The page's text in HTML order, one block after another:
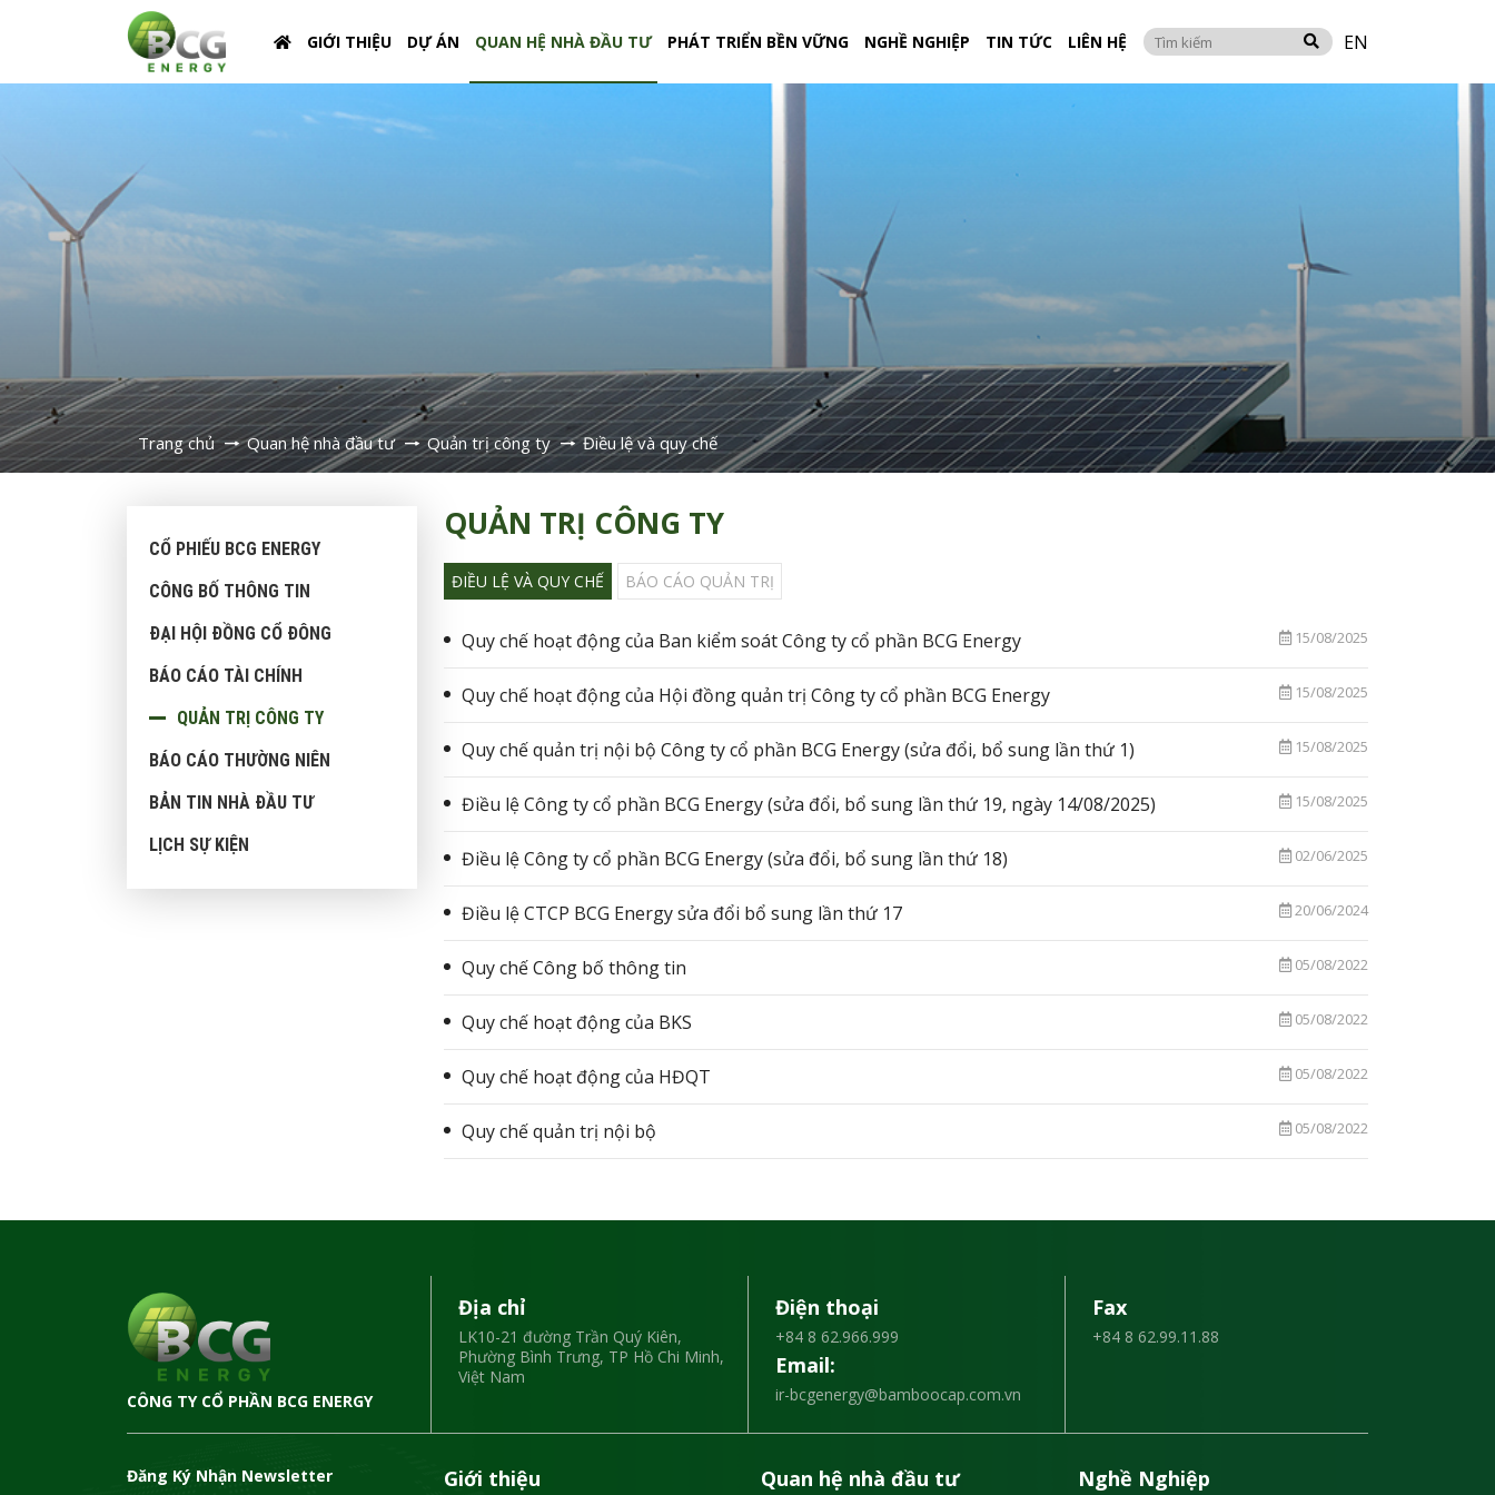
GIỚI THIỆU DỰ ÁN QUAN HỆ NHÀ ĐẦU TƯ PHÁT TRIỂN BỀN VỮNG NGHỀ NGHIỆP TIN TỨC LIÊN HỆ EN
Trang chủ Quan hệ nhà đầu tư Quản trị công ty Điều lệ và quy chế
QUẢN TRỊ CÔNG TY
ĐIỀU LỆ VÀ QUY CHẾ BÁO CÁO QUẢN TRỊ
Quy chế hoạt động của Ban kiểm soát Công ty cổ phần BCG Energy 15/08/2025
Quy chế hoạt động của Hội đồng quản trị Công ty cổ phần BCG Energy 15/08/2025
Quy chế quản trị nội bộ Công ty cổ phần BCG Energy (sửa đổi, bổ sung lần thứ 1) 15/08/2025
Điều lệ Công ty cổ phần BCG Energy (sửa đổi, bổ sung lần thứ 19, ngày 14/08/2025) 15/08/2025
Điều lệ Công ty cổ phần BCG Energy (sửa đổi, bổ sung lần thứ 18) 02/06/2025
Điều lệ CTCP BCG Energy sửa đổi bổ sung lần thứ 17 20/06/2024
Quy chế Công bố thông tin 05/08/2022
Quy chế hoạt động của BKS 05/08/2022
Quy chế hoạt động của HĐQT 05/08/2022
Quy chế quản trị nội bộ 05/08/2022
CỔ PHIẾU BCG ENERGY
CÔNG BỐ THÔNG TIN
ĐẠI HỘI ĐỒNG CỔ ĐÔNG
BÁO CÁO TÀI CHÍNH
QUẢN TRỊ CÔNG TY
BÁO CÁO THƯỜNG NIÊN
BẢN TIN NHÀ ĐẦU TƯ
LỊCH SỰ KIỆN
CÔNG TY CỔ PHẦN BCG ENERGY
Địa chỉ
LK10-21 đường Trần Quý Kiên,
Phường Bình Trưng, TP Hồ Chi Minh,
Việt Nam
Điện thoại
+84 8 62.966.999
Email:
ir-bcgenergy@bamboocap.com.vn
Fax
+84 8 62.99.11.88
Đăng Ký Nhận Newsletter Giới thiệu Quan hệ nhà đầu tư Nghề Nghiệp